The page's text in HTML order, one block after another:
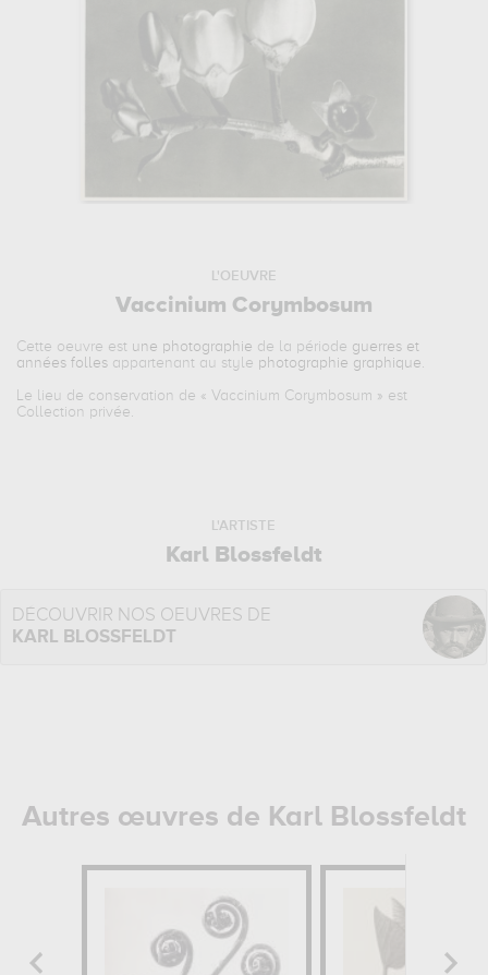
L'OEUVRE
Vaccinium Corymbosum
Cette oeuvre est une photographie de la période guerres et
années folles appartenant au style photographie graphique
Le lieu de conservation de «Vaccinium Corymbosum » est
Collection privée.
L'ARTISTE
Karl Blossfeldt
DÉCOUVRIR NOS OEUVRES DE
KARL BLOSSFELDT
Autres œuvres de Karl Blossfeldt